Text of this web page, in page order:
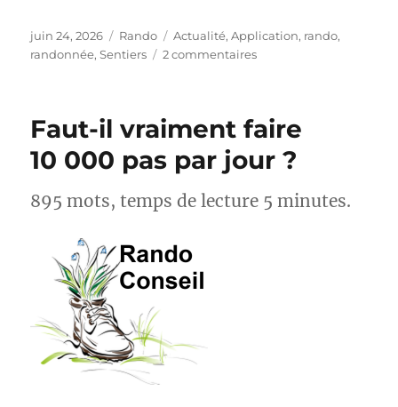
Publié
le
juin 24, 2026 Catégories
Rando Étiquettes
Actualité,Application, rando,
randonnée,Sentiers 2 commentairessur
pour
des
avec
Faut-il vraiment faire
10 000 pas par jour ?
895 mots, temps de lecture 5 minutes.